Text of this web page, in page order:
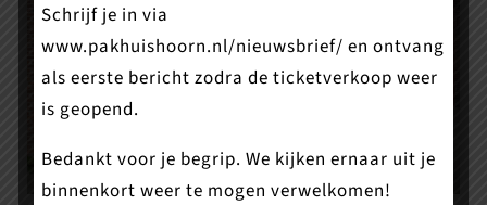
Schrijf je in via
www.pakhuishoorn.nl/nieuwsbrief/ en ontvang
als eerste bericht zodra de ticketverkoop weer
is geopend.
Bedankt voor je begrip. We kijken ernaar uit je
binnenkort weer te mogen verwelkomen!